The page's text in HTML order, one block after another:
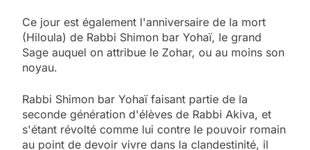
Ce jour est également l'anniversaire de la mort
(Hiloula) de Rabbi Shimon bar Yohaï, le grand
Sage auquel on attribue le Zohar, ou au moins son
noyau.
Rabbi Shimon bar Yohaï faisant partie de la
seconde génération d'élèves de Rabbi Akiva, et
s'étant révolté comme lui contre le pouvoir romain
au point de devoir vivre dans la clandestinité, il